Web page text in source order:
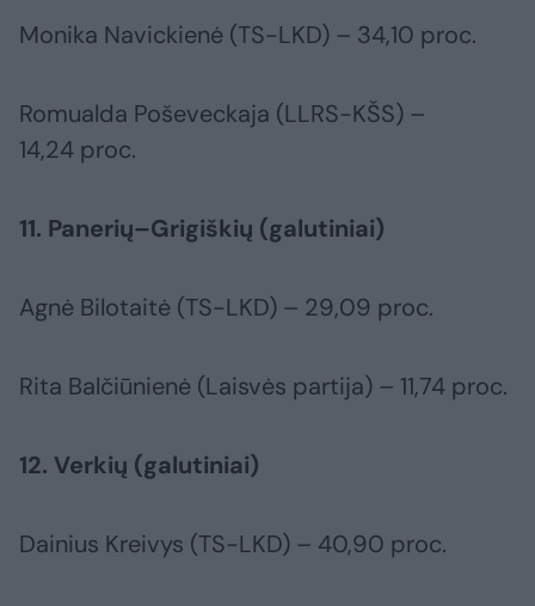
Monika Navickienė (TS-LKD) – 34,10 proc.
Romualda Poševeckaja (LLRS-KŠS) –
14,24 proc.
11. Panerių–Grigiškių (galutiniai)
Agnė Bilotaitė (TS-LKD) – 29,09 proc.
Rita Balčiūnienė (Laisvės partija) – 11,74 proc.
12. Verkių (galutiniai)
Dainius Kreivys (TS-LKD) – 40,90 proc.